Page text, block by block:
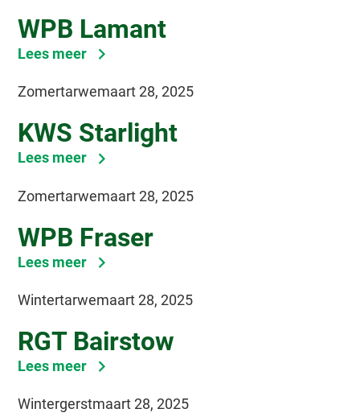
WPB Lamant
Lees meer
voor
haar
Zomertarwemaart 28, 2025
KWS Starlight
Lees meer
voor
haar
Zomertarwemaart 28, 2025
WPB Fraser
Lees meer
voor
haar
Wintertarwemaart 28, 2025
RGT Bairstow
Lees meer
voor
Wintergerstmaart 28, 2025